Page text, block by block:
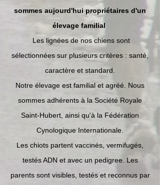
sommes aujourd'hui propriétaires d'un
élevage familial
Les lignées de nos chiens sont
sélectionnées sur plusieurs critères : santé,
caractère et standard.
Notre élevage est familial et agréé. Nous
sommes adhérents à la Société Royale
Saint-Hubert, ainsi qu'à la Fédération
Cynologique Internationale.
Les chiots partent vaccinés, vermifugés,
testés ADN et avec un pedigree. Les
parents sont visibles, testés et reconnus par